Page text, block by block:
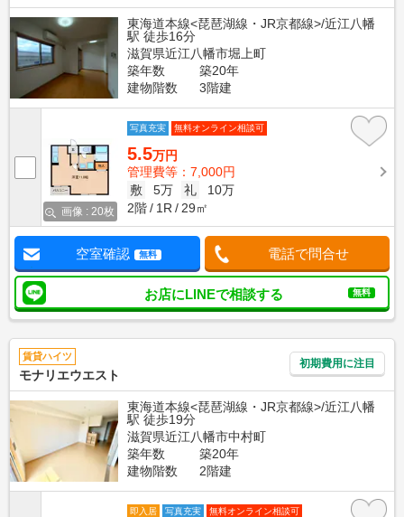
東海道本線<琵琶湖線・JR京都線>/近江八幡
駅 徒歩16分
滋賀県近江八幡市堀上町
築年数
築20年
建物階数
3階建
画像 : 20枚
写真充実 無料オンライン相談可
5.5万円
管理費等：7,000円
敷
5万 礼
10万
2階
1R 29㎡
空室確認 無料 電話で問合せ
お店にLINEで相談する 無料
賃貸ハイツ
モナリエウエスト
初期費用に注目
東海道本線<琵琶湖線・JR京都線>/近江八幡
駅 徒歩19分
滋賀県近江八幡市中村町
築年数
築20年
建物階数
2階建
即入居 写真充実 無料オンライン相談可